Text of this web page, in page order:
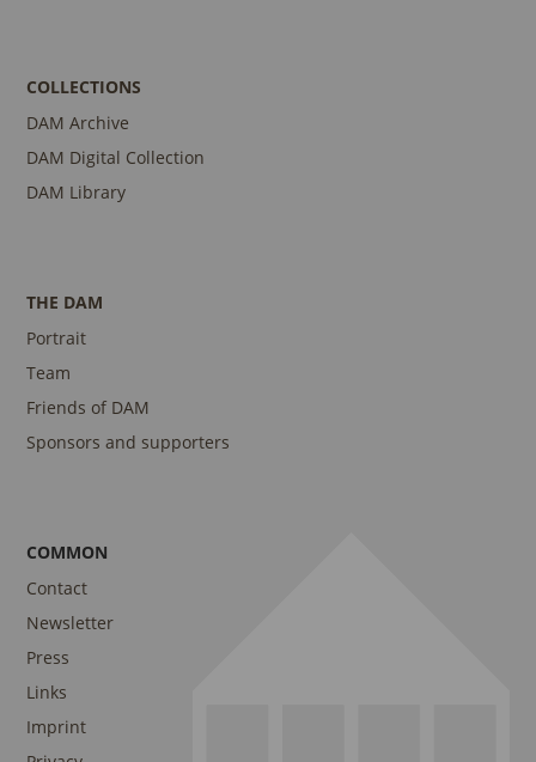
COLLECTIONS
DAM Archive
DAM Digital Collection
DAM Library
THE DAM
Portrait
Team
Friends of DAM
Sponsors and supporters
COMMON
Contact
Newsletter
Press
Links
Imprint